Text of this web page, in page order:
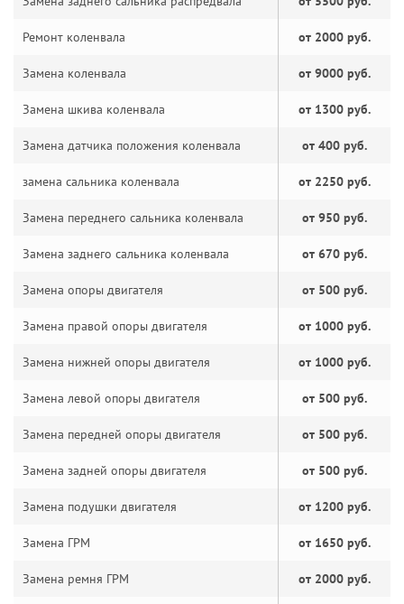
Ремонт коленвала от 2000 руб.
Замена коленвала от 9000 руб.
Замена шкива коленвала от 1300 руб.
Замена датчика положения коленвала от 400 руб.
замена сальника коленвала от 2250 руб.
Замена переднего сальника коленвала от 950 руб.
Замена заднего сальника коленвала от 670 руб.
Замена опоры двигателя от 500 руб.
Замена правой опоры двигателя от 1000 руб.
Замена нижней опоры двигателя от 1000 руб.
Замена левой опоры двигателя от 500 руб.
Замена передней опоры двигателя от 500 руб.
Замена задней опоры двигателя от 500 руб.
Замена подушки двигателя от 1200 руб.
Замена ГРМ от 1650 руб.
Замена ремня ГРМ от 2000 руб.